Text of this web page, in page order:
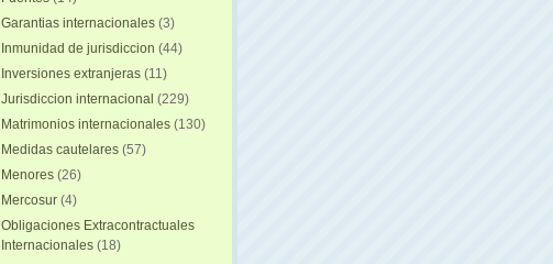
Garantias internacionales (3)
Inmunidad de jurisdiccion (44)
Inversiones extranjeras (11)
Jurisdiccion internacional (229)
Matrimonios internacionales (130)
Medidas cautelares (57)
Menores (26)
Mercosur (4)
Obligaciones Extracontractuales
Internacionales (18)